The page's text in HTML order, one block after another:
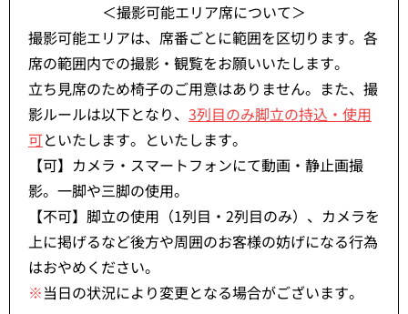
＜撮影可能エリア席について＞
撮影可能エリアは、席番ごとに範囲を区切ります。各
席の範囲内での撮影・観覧をお願いいたします。
立ち見席のため椅子のご用意はありません。また、撮
影ルールは以下となり、 3列目のみ脚立の持込・使用
可といたします。といたします。
【可】カメラ・スマートフォンにて動画・静止画撮
影。一脚や三脚の使用。
【不可】脚立の使用（1列目・2列目のみ）、カメラを
上に掲げるなど後方や周囲のお客様の妨げになる行為
はおやめください。
※当日の状況により変更となる場合がございます。